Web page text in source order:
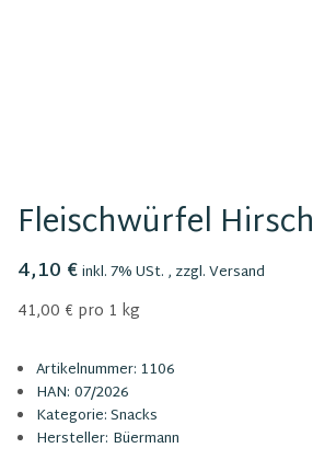
Fleischwürfel Hirsch
4,10 €inkl. 7% USt. , zzgl.Versand
41,00 € pro 1 kg
Artikelnummer: 1106
HAN: 07/2026
Kategorie:Snacks
Hersteller: Büermann